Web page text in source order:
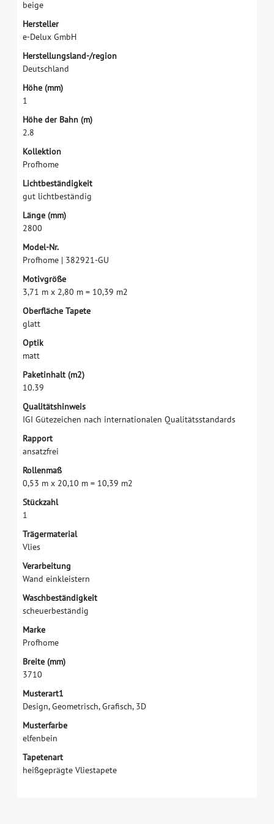
beige
Hersteller
e-Delux GmbH
Herstellungsland-/region
Deutschland
Höhe (mm)
1
Höhe der Bahn (m)
2.8
Kollektion
Profhome
Lichtbeständigkeit
gut lichtbeständig
Länge (mm)
2800
Model-Nr.
Profhome | 382921-GU
Motivgröße
3,71 m x 2,80 m = 10,39 m2
Oberfäche Tapete
glatt
Optik
matt
Paketinhalt (m2)
10.39
Qualitätshinweis
IGI Gütezeichen nach internationalen Qualitätsstandards
Rapport
ansatzfrei
Rollenmaß
0,53 m x 20,10 m = 10,39 m2
Stückzahl
1
Trägermaterial
Vlies
Verarbeitung
Wand einkleistern
Waschbeständigkeit
scheuerbeständig
Marke
Profhome
Breite (mm)
3710
Musterart1
Design, Geometrisch, Grafisch, 3D
Musterfarbe
elfenbein
Tapetenart
heißgeprägte Vliestapete